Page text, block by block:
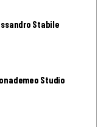
Stabile
Studio